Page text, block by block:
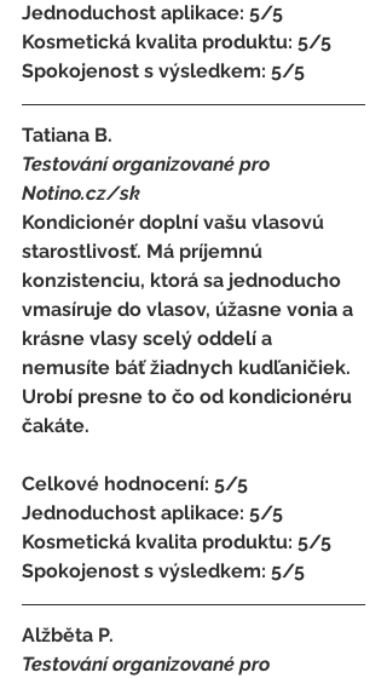
Jednoduchost aplikace: 5/5
Kosmetická kvalita produktu: 5/5
Spokojenost s výsledkem: 5/5
Tatiana B.
Testování organizované pro
Notino.cz/sk
Kondicionér doplní vašu vlasovú
starostlivosť. Má príjemnú
konzistenciu, ktorá sa jednoducho
vmasíruje do vlasov, úžasne vonia a
krásne vlasy scelý oddelí a
nemusíte báť žiadnych kudľaničiek.
Urobí presne to čo od kondicionéru
čakáte.
Celkové hodnocení: 5/5
Jednoduchost aplikace: 5/5
Kosmetická kvalita produktu: 5/5
Spokojenost s výsledkem: 5/5
Alžběta P.
Testování organizované pro